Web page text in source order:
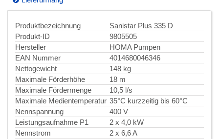
Produktbezeichnung
Sanistar Plus 335 D
Produkt-ID
9805505
Hersteller
HOMA Pumpen
EAN Nummer
4014680046346
Nettogewicht
148 kg
Maximale Förderhöhe
18 m
Maximale Fördermenge
10,5 l/s
Maximale Medientemperatur 35°C kurzzeitig bis 60°C
Nennspannung
400 V
Leistungsaufnahme P1
2 x 4,0 kW
Nennstrom
2 x 6,6 A